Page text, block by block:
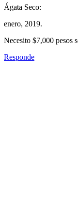
Ágata Seco:
enero, 2019.
Necesito $7,000 pesos
Responde